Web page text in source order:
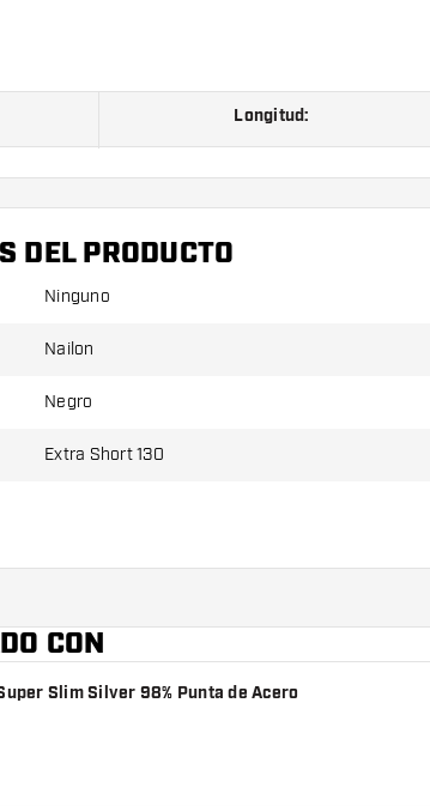
Longitud:
tamaños para descubrir qué variante es mejor
DEL PRODUCTO
Ninguno
Nailon
Negro
Extra Short 130
CON
Slim Silver 98% Punta de Acero